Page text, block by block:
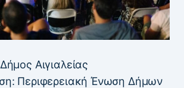
Αιγιαλείας
Περιφερειακή Ένωση Δήμων